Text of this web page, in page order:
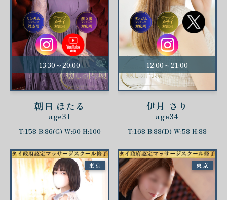
13:30～20:00
朝日 ほたる
age31
T:158 B:86(G) W:60 H:100
12:00～21:00
伊月 さり
age34
T:168 B:88(D) W:58 H:88
東京 東京